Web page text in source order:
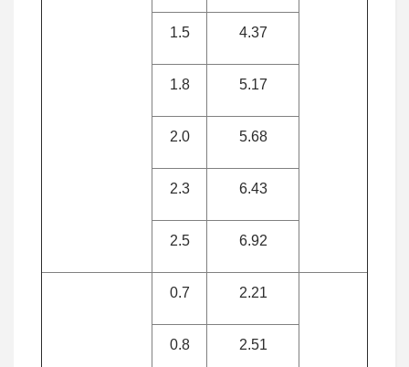
1.5 4.37
1.8 5.17
2.0 5.68
2.3 6.43
2.5 6.92
0.7 2.21
0.8 2.51